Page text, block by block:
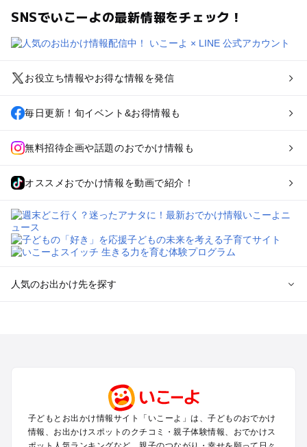
SNSでいこーよの最新情報をチェック！
お役立ち情報やお得な情報を発信
毎日更新！旬イベント&お得情報も
無料招待企画や話題のおでかけ情報も
オススメおでかけ情報を動画で紹介！
人気のお出かけ先を探す
関西のプールおでかけ
中国･四国のプールおでかけ
九州･沖縄のプールおでかけ
子どもとお出かけ情報サイト「いこーよ」は、子どものおでかけ
情報、お出かけスポットのクチコミ・親子体験情報、おでかけス